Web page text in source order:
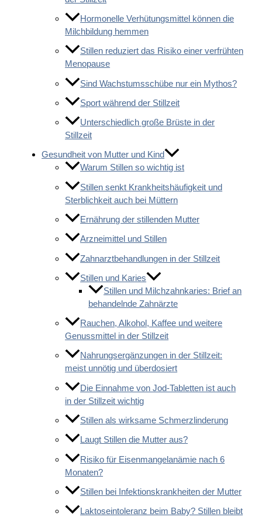
Hormonelle Verhütungsmittel können die
Milchbildung hemmen
Stillen reduziert das Risiko einer verfrühten
Menopause
Sind Wachstumsschübe nur ein Mythos?
Sport während der Stillzeit
Unterschiedlich große Brüste in der
Stillzeit
Gesundheit von Mutter und Kind
Warum Stillen so wichtig ist
Stillen senkt Krankheitshäufigkeit und
Sterblichkeit auch bei Müttern
Ernährung der stillenden Mutter
Arzneimittel und Stillen
Zahnarztbehandlungen in der Stillzeit
Stillen und Karies
Stillen und Milchzahnkaries: Brief an
behandelnde Zahnärzte
Rauchen, Alkohol, Kaffee und weitere
Genussmittel in der Stillzeit
Nahrungsergänzungen in der Stillzeit:
meist unnötig und überdosiert
Die Einnahme von Jod-Tabletten ist auch
in der Stillzeit wichtig
Stillen als wirksame Schmerzlinderung
Laugt Stillen die Mutter aus?
Risiko für Eisenmangelanämie nach 6
Monaten?
Stillen bei Infektionskrankheiten der Mutter
Laktoseintoleranz beim Baby? Stillen bleibt